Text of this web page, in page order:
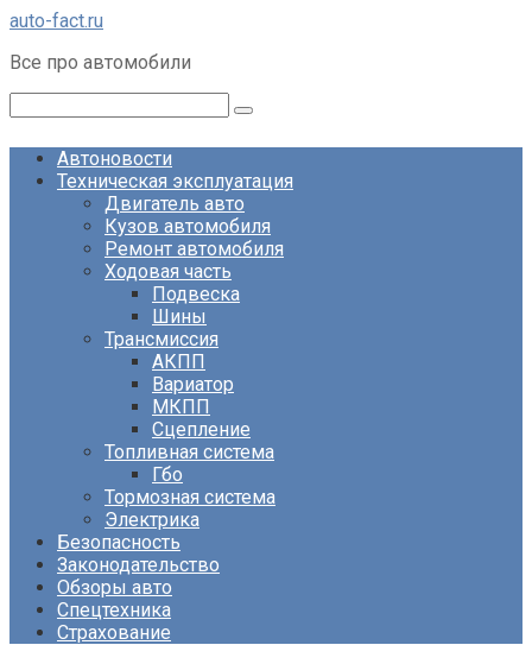
Перейти
контенту
auto-fact.ru
Все про автомобили
Автоновости
Техническая эксплуатация
Двигатель авто
Кузов автомобиля
Ремонт автомобиля
Ходовая часть
Подвеска
Шины
Трансмиссия
АКПП
Вариатор
МКПП
Сцепление
Топливная система
Гбо
Тормозная система
Электрика
Безопасность
Законодательство
Обзоры авто
Спецтехника
Страхование